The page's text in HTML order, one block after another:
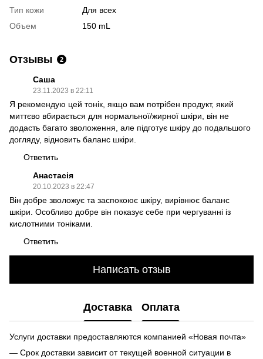
Тип кожи
Для всех
Объем
150 mL
Отзывы 2
Саша
23.11.2023 в 22:11
Я рекомендую цей тонік, якщо вам потрібен продукт, який
миттєво вбирається для нормальної/жирної шкіри, він не
додасть багато зволоження, але підготує шкіру до подальшого
догляду, відновить баланс шкіри.
Ответить
Анастасія
20.10.2023 в 22:47
Він добре зволожує та заспокоює шкіру, вирівнює баланс
шкіри. Особливо добре він показує себе при чергуванні із
кислотними тоніками.
Ответить
Написать отзыв
Доставка Оплата
Услуги доставки предоставляются компанией «Новая почта»
— Срок доставки зависит от текущей военной ситуации в